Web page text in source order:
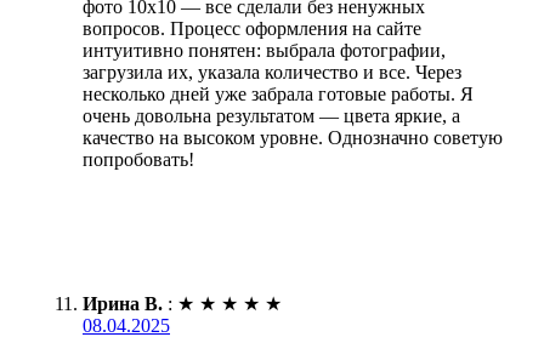
фото 10х10 — все сделали без ненужных
вопросов. Процесс оформления на сайте
интуитивно понятен: выбрала фотографии,
загрузила их, указала количество и все. Через
несколько дней уже забрала готовые работы. Я
очень довольна результатом — цвета яркие, а
качество на высоком уровне. Однозначно советую
попробовать!
Ирина В. : ★ ★ ★ ★ ★
08.04.2025